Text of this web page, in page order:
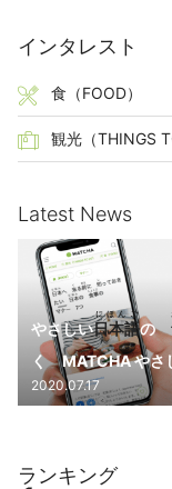
インタレスト
食（FOOD）
観光（THINGS
Latest News
やさしい日本語
にほんご
の
く MATCHA やさ
2020.07.17
ランキング